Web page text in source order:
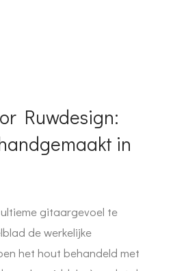
Ruwdesign:
in
gitaargevoel te
de werkelijke
het hout behandeld met